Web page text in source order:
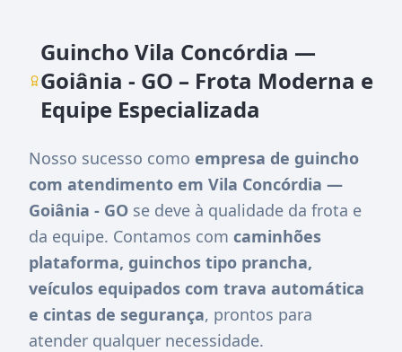
Guincho Vila Concórdia —
Goiânia - GO – Frota Moderna e
Equipe Especializada
Nosso sucesso como empresa de guincho
com atendimento em Vila Concórdia —
Goiânia - GO se deve à qualidade da frota e
da equipe. Contamos com caminhões
plataforma, guinchos tipo prancha,
veículos equipados com trava automática
e cintas de segurança, prontos para
atender qualquer necessidade.